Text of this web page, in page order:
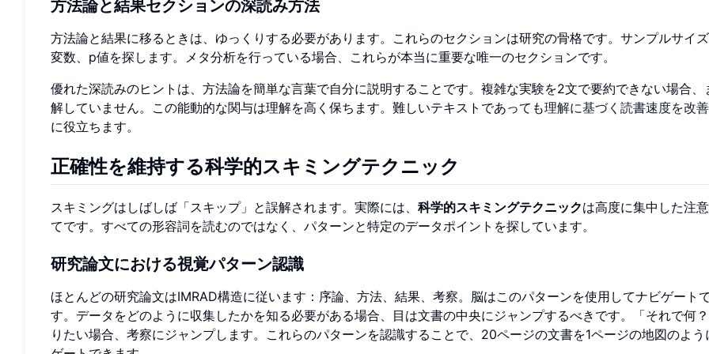
方法論と結果セクションの深読み方法
方法論と結果に移るときは、ゆっくりする必要があります。これらのセクションは研究の骨格です。サンプルサイ
変数、p値を探します。メタ分析を行っている場合、これらが本当に重要な唯一のセクションです。
優れた深読みのヒントは、方法論を簡単な言葉で自分に説明することです。複雑な実験を2文で要約できない場合、
解していません。この能動的な関与は理解を高く保ちます。難しいテキストであっても理解に基づく読書速度を改善
に役立ちます。
正確性を維持する科学的スキミングテクニック
スキミングはしばしば「スキップ」と誤解されます。実際には、 科学的スキミングテクニックは高度に集中した注
てです。すべての形容詞を読むのではなく、パターンと特定のデータポイントを探しています。
研究論文における視覚パターン認識
ほとんどの研究論文はIMRAD構造に従います：序論、方法、結果、考察。脳はこのパターンを使用してナビゲート
す。データをどのように収集したかを知る必要がある場合、目は文書の中央にジャンプするべきです。「それで何
りたい場合、考察にジャンプします。これらのパターンを認識することで、20ページの文書を1ページの地図のよう